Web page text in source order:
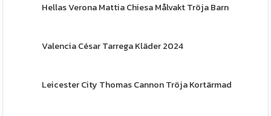
Hellas Verona Mattia Chiesa Målvakt Tröja Barn
Valencia César Tarrega Kläder 2024
Leicester City Thomas Cannon Tröja Kortärmad